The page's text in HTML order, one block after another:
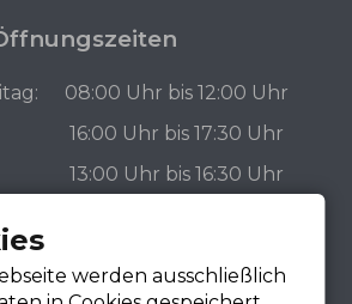
08:00 Uhr bis 12:00 Uhr
16:00 Uhr bis 17:30 Uhr
13:00 Uhr bis 16:30 Uhr
Bürgerbüro
werden ausschließlich